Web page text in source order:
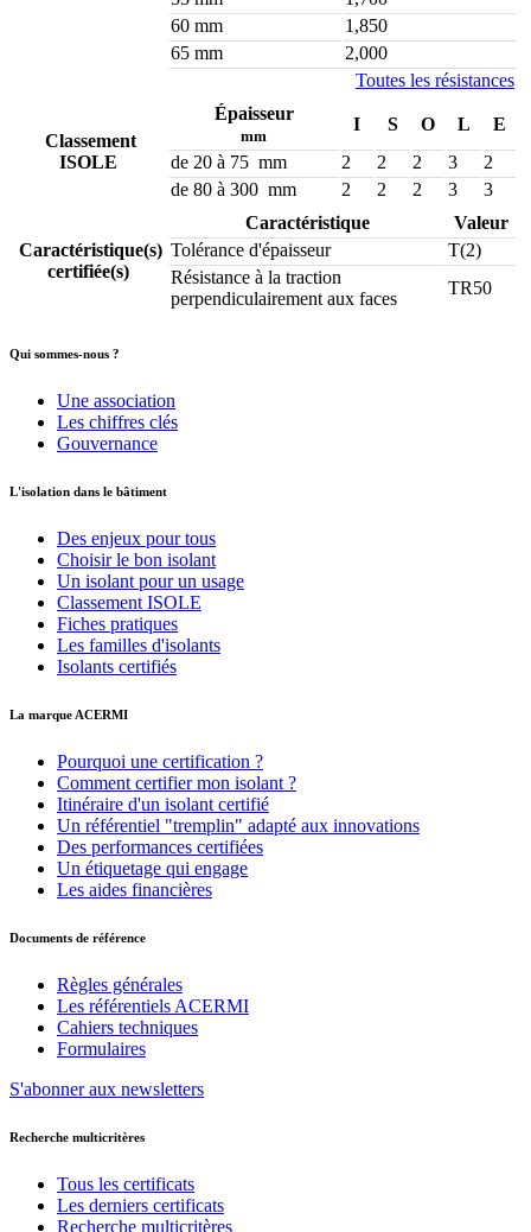
60 mm
1,850
65 mm
2,000
Toutes les résistances
Classement
ISOLE
Épaisseur
mm
I S O L
E
de 20 à 75 mm
2 2 2 3
2
de 80 à 300 mm
2 2 2 3 3
Caractéristique(s)
certifiée(s)
Caractéristique
Valeur
Tolérance d'épaisseur
T(2)
Résistance à la traction
perpendiculairement aux faces
TR50
Qui sommes-nous ?
Une association
Les chiffres clés
Gouvernance
L'isolation dans le bâtiment
Des enjeux pour tous
Choisir le bon isolant
Un isolant pour un usage
Classement ISOLE
Fiches pratiques
Les familles d'isolants
Isolants certifiés
La marque ACERMI
Pourquoi une certification ?
Comment certifier mon isolant ?
Itinéraire d'un isolant certifié
Un référentiel "tremplin" adapté aux innovations
Des performances certifiées
Un étiquetage qui engage
Les aides financières
Documents de référence
Règles générales
Les référentiels ACERMI
Cahiers techniques
Formulaires
S'abonner aux newsletters
Recherche multicritères
Tous les certificats
Les derniers certificats
Recherche multicritères